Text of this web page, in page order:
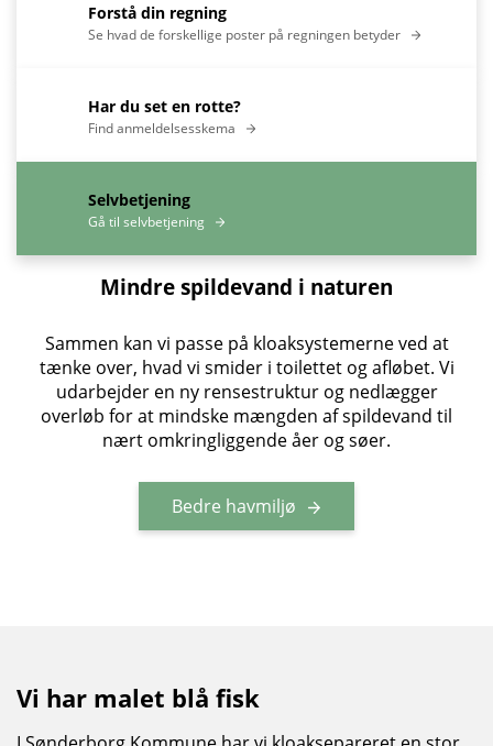
Forstå din regning
Se hvad de forskellige poster på regningen betyder
Har du set en rotte?
Find anmeldelsesskema
Selvbetjening
Gå til selvbetjening
Mindre spildevand i naturen
Sammen kan vi passe på kloaksystemerne ved at
tænke over, hvad vi smider i toilettet og afløbet. Vi
udarbejder en ny rensestruktur og nedlægger
overløb for at mindske mængden af spildevand til
nært omkringliggende åer og søer.
Bedre havmiljø
Vi har malet blå fisk